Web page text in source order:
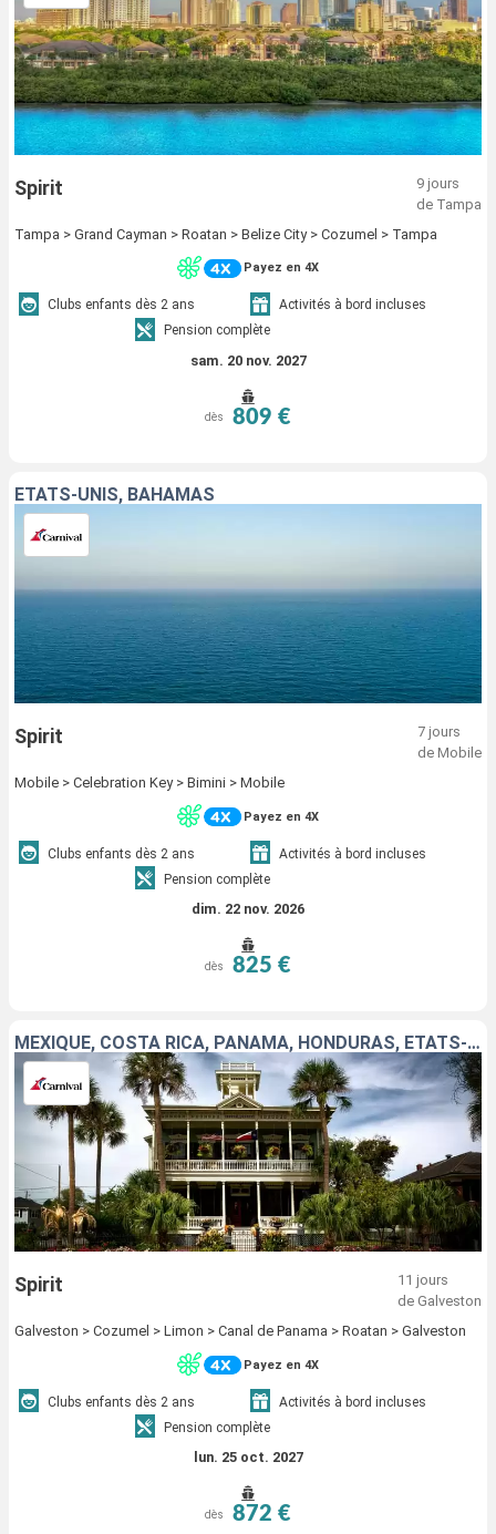
Spirit
9 jours
de Tampa
Tampa > Grand Cayman > Roatan > Belize City > Cozumel > Tampa
Payez en 4X
Clubs enfants dès 2 ans
Activités à bord incluses
Pension complète
sam. 20 nov. 2027
dès 809 €
ÉTATS-UNIS, BAHAMAS
Spirit
7 jours
de Mobile
Mobile > Celebration Key > Bimini > Mobile
Payez en 4X
Clubs enfants dès 2 ans
Activités à bord incluses
Pension complète
dim. 22 nov. 2026
dès 825 €
MEXIQUE, COSTA RICA, PANAMA, HONDURAS, ÉTATS-UNIS
Spirit
11 jours
de Galveston
Galveston > Cozumel > Limon > Canal de Panama > Roatan > Galveston
Payez en 4X
Clubs enfants dès 2 ans
Activités à bord incluses
Pension complète
lun. 25 oct. 2027
dès 872 €